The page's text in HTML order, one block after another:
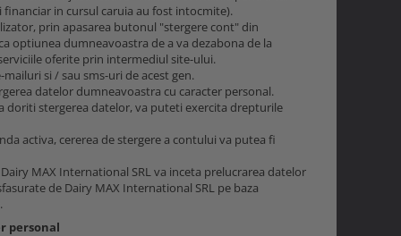
in cursul caruia au fost intocmite).
prin apasarea butonul "stergere cont" din
optiunea dumneavoastra de a va dezabona de la
oferite prin intermediul site-ului.
si / sau sms-uri de acest gen.
datelor dumneavoastra cu caracter personal.
doriti stergerea datelor, va puteti exercita drepturile
activa, cererea de stergere a contului va putea fi
MAX International SRL va inceta prelucrarea datelor
de Dairy MAX International SRL pe baza
personal